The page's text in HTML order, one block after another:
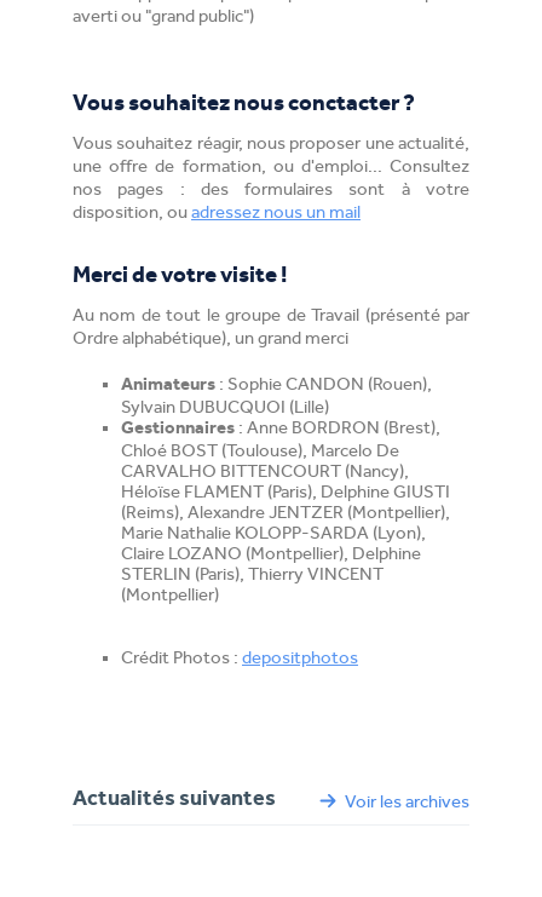
averti ou "grand public")
Vous souhaitez nous conctacter ?
Vous souhaitez réagir, nous proposer une actualité,
une offre de formation, ou d'emploi... Consultez
nos pages : des formulaires sont à votre
disposition, ouadressez nous un mail
Merci de votre visite !
Au nom de tout le groupe de Travail (présenté par
Ordre alphabétique), un grand merci
Animateurs : Sophie CANDON (Rouen),
Sylvain DUBUCQUOI (Lille)
Gestionnaires : Anne BORDRON (Brest),
Chloé BOST (Toulouse), Marcelo De
CARVALHO BITTENCOURT (Nancy),
Héloïse FLAMENT (Paris), Delphine GIUSTI
(Reims), Alexandre JENTZER (Montpellier),
Marie Nathalie KOLOPP-SARDA (Lyon),
Claire LOZANO (Montpellier), Delphine
STERLIN (Paris), Thierry VINCENT
(Montpellier)
Crédit Photos : depositphotos
Actualités suivantes Voir les archives